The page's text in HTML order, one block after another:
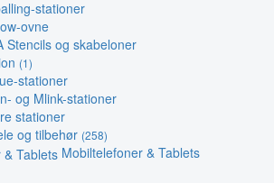
stationer
ovne
Stencils og skabeloner
(1)
stationer
og Mlink-stationer
stationer
og tilbehør (258)
Mobiltelefoner & Tablets